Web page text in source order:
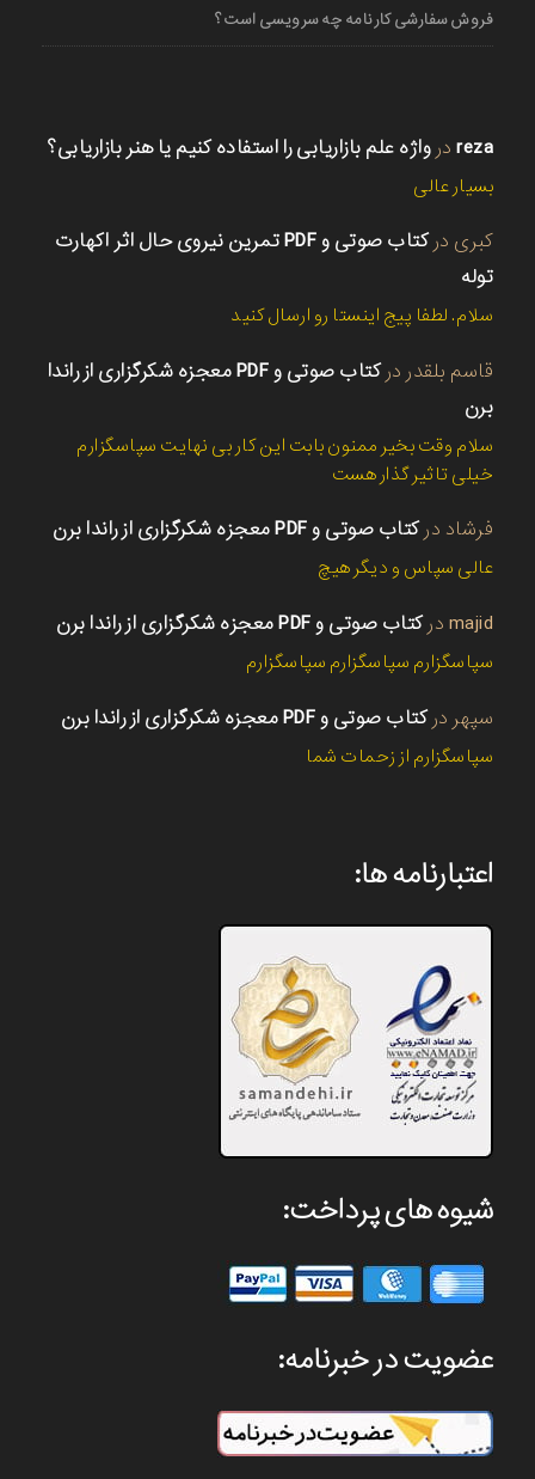
فروش سفارشی کارنامه چه سرویسی است؟
reza در واژه علم بازاریابی را استفاده کنیم یا هنر بازاریابی؟
بسیار عالی
کبری در
کتاب صوتی و PDF تمرین نیروی حال اثر اکهارت
توله
سلام. لطفا پیج اینستا رو ارسال کنید
قاسم بلقدر در
کتاب صوتی و PDF معجزه شکرگزاری از راندا
برن
سلام وقت بخیر ممنون بابت این کار بی نهایت سپاسگزارم
خیلی تاثیر گذار هست
فرشاد درکتاب صوتی و PDF معجزه شکرگزاری از راندا برن
عالی سپاس و دیگر هیچ
majid درکتاب صوتی و PDF معجزه شکرگزاری از راندا برن
سپاسگزارم سپاسگزارم سپاسگزارم
سپهر درکتاب صوتی و PDF معجزه شکرگزاری از راندا برن
سپاسگزارم از زحمات شما
اعتبارنامه ها:
شیوه های پرداخت:
عضویت در خبرنامه: